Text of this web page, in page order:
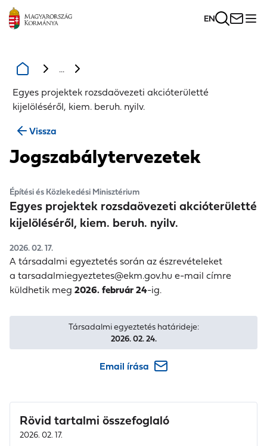
EN
...
Egyes projektek rozsdaövezeti akcióterületté
kijelöléséről, kiem. beruh. nyilv.
Vissza
Jogszabálytervezetek
Építési és Közlekedési Minisztérium
Egyes projektek rozsdaövezeti akcióterületté
kijelöléséről, kiem. beruh. nyilv.
2026. 02. 17.
A társadalmi egyeztetés során az észrevételeket
a tarsadalmiegyeztetes@ekm.gov.hu e-mail címre
küldhetik meg 2026. február 24-ig.
Társadalmi egyeztetés határideje:
2026. 02. 24.
Email írása
Rövid tartalmi összefoglaló
2026. 02. 17.